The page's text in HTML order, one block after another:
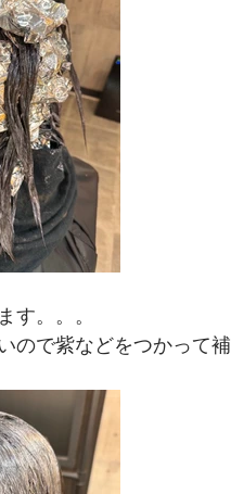
す。。。
で紫などをつかって補